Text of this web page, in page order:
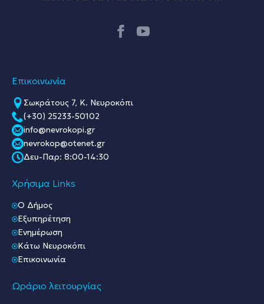
Επικοινωνία
Σωκράτους 7, Κ. Νευροκόπι
(+30) 25233-50102
info@nevrokopi.gr
nevrokop@otenet.gr
Δευ-Παρ: 8:00-14:30
Χρήσιμα Links
O Δήμος
Εξυπηρέτηση
Ενημέρωση
Κάτω Νευροκόπι
Επικοινωνία
Ωράριο λειτουργίας